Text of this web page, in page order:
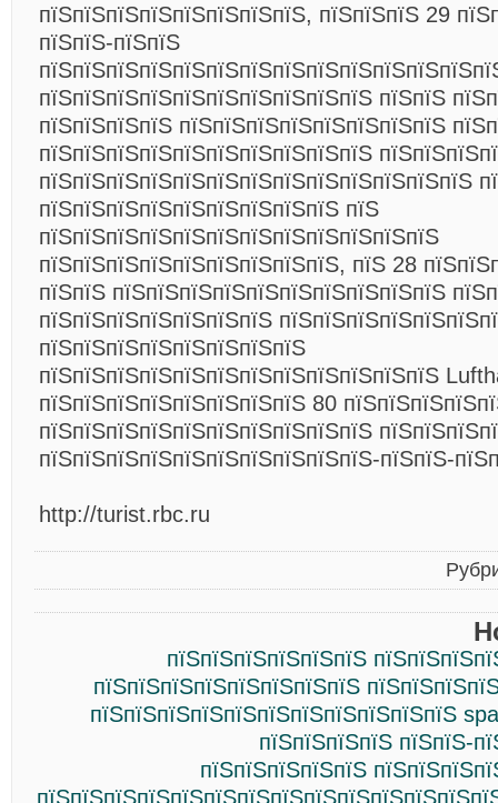
пїЅпїЅпїЅпїЅпїЅпїЅпїЅпїЅ, пїЅпїЅпїЅ 29
пїЅпїЅ-пїЅпїЅ
пїЅпїЅпїЅпїЅпїЅпїЅпїЅпїЅпїЅпїЅ пїЅпїЅ
пїЅпїЅпїЅпїЅ пїЅпїЅпїЅпїЅпїЅпїЅпїЅпїЅ
пїЅпїЅпїЅпїЅпїЅпїЅпїЅпїЅпїЅпїЅ
пїЅпїЅпїЅпїЅпїЅпїЅпїЅпїЅпїЅпїЅпїЅпїЅпїЅ
пїЅпїЅпїЅпїЅпїЅпїЅпїЅпїЅпїЅ пїЅ
пїЅпїЅпїЅпїЅпїЅпїЅпїЅпїЅпїЅпїЅпїЅпїЅ
пїЅпїЅпїЅпїЅпїЅпїЅпїЅпїЅпїЅ, пїЅ 28
пїЅпїЅ пїЅпїЅпїЅпїЅпїЅпїЅпїЅпїЅпїЅпїЅ
пїЅпїЅпїЅпїЅпїЅпїЅпїЅ
пїЅпїЅпїЅпїЅпїЅпїЅпїЅпїЅ
пїЅпїЅпїЅпїЅпїЅпїЅпїЅпїЅпїЅпїЅпїЅпїЅ
пїЅпїЅпїЅпїЅпїЅпїЅпїЅпїЅ 80
пїЅпїЅпїЅпїЅпїЅпїЅпїЅпїЅпїЅпїЅ
пїЅпїЅпїЅпїЅпїЅпїЅпїЅпїЅпїЅпїЅ-пїЅпїЅ-
http://turist.rbc.ru
пїЅпїЅпїЅпїЅпїЅпїЅ
пїЅпїЅпїЅпїЅпїЅпїЅпїЅпїЅ
пїЅпїЅпїЅпїЅпїЅпїЅпїЅпїЅпїЅпїЅпїЅ
пїЅпїЅпїЅпїЅ пїЅпїЅ-
пїЅпїЅпїЅпїЅпїЅ